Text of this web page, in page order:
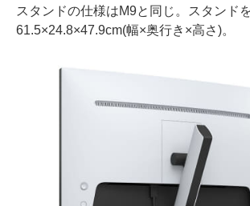
スタンドの仕様はM9と同じ。スタンド
61.5×24.8×47.9cm(幅×奥行き×高さ)。